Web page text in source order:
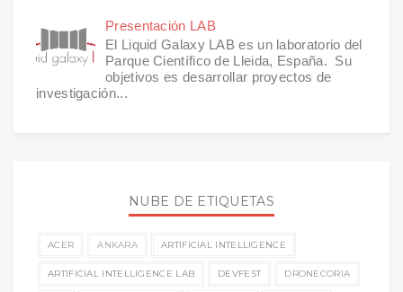
Presentación LAB
El Liquid Galaxy LAB es un laboratorio del
Parque Científico de Lleida, España. Su
objetivos es desarrollar proyectos de
investigación...
NUBE DE ETIQUETAS
ACER ANKARA ARTIFICIAL INTELLIGENCE
ARTIFICIAL INTELLIGENCE LAB DEVFEST DRONECORIA